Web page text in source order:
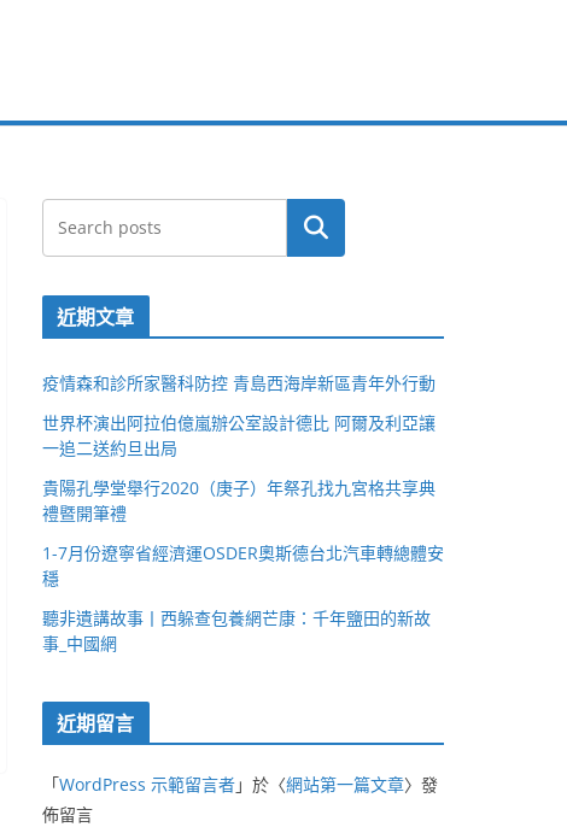
搜尋
近期文章
疫情森和診所家醫科防控 青島西海岸新區青年外行動
世界杯演出阿拉伯億嵐辦公室設計德比 阿爾及利亞讓
一追二送約旦出局
貴陽孔學堂舉行2020（庚子）年祭孔找九宮格共享典
禮暨開筆禮
1-7月份遼寧省經濟運OSDER奧斯德台北汽車轉總體安
穩
聽非遺講故事丨西躲查包養網芒康：千年鹽田的新故
事_中國網
近期留言
「WordPress 示範留言者」於〈網站第一篇文章〉發
佈留言